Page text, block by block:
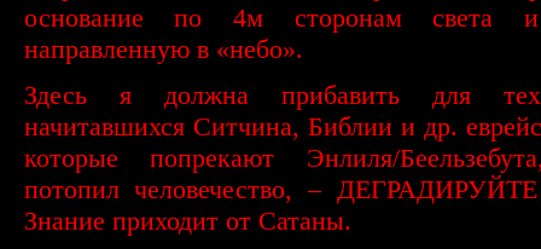
основание по 4м сторонам света
направленную в «небо».
Здесь я должна прибавить для
начитавшихся Ситчина, Библии и др.
которые попрекают Энлиля/
потопил человечество, –
Знание приходит от Сатаны.